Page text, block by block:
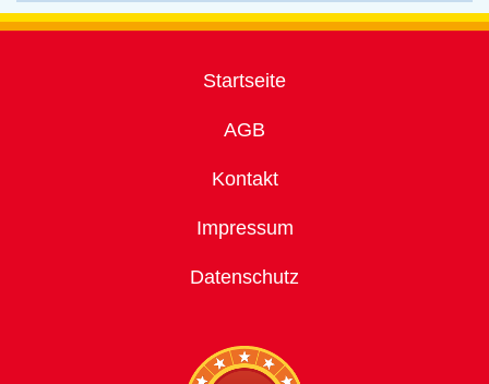
Startseite
AGB
Kontakt
Impressum
Datenschutz